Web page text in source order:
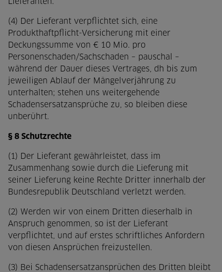
(4) Der Lieferant verpflichtet sich, eine
Produkthaftpflicht-Versicherung mit einer
Deckungssumme von € 10 Mio. pro
Personenschaden/Sachschaden – pauschal –
während der Dauer dieses Vertrages, dh bis zum
jeweiligen Ablauf der Mängelverjährung zu
unterhalten; stehen uns weitergehende
Schadensersatzansprüche zu, so bleiben diese
unberührt.
§ 8 Schutzrechte
(1) Der Lieferant gewährleistet, dass im
Zusammenhang sowie durch die Lieferung mit
seiner Lieferung keine Rechte Dritter innerhalb der
Bundesrepublik Deutschland verletzt werden.
(2) Werden wir von einem Dritten dieserhalb in
Anspruch genommen, so ist der Lieferant
verpflichtet, und auf erstes schriftliches Anfordern
von diesen Ansprüchen freizustellen.
(3) Bei Schadensersatzansprüchen des Dritten bleibt